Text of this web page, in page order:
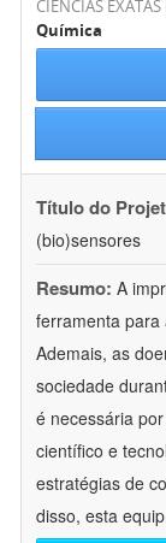
CIÊNCIAS EXATAS
Química
Título do
(bio)sensores
Resumo: A
ferramenta para
Ademais, as
sociedade
é necessária
científico e
estratégias de
disso, esta equip